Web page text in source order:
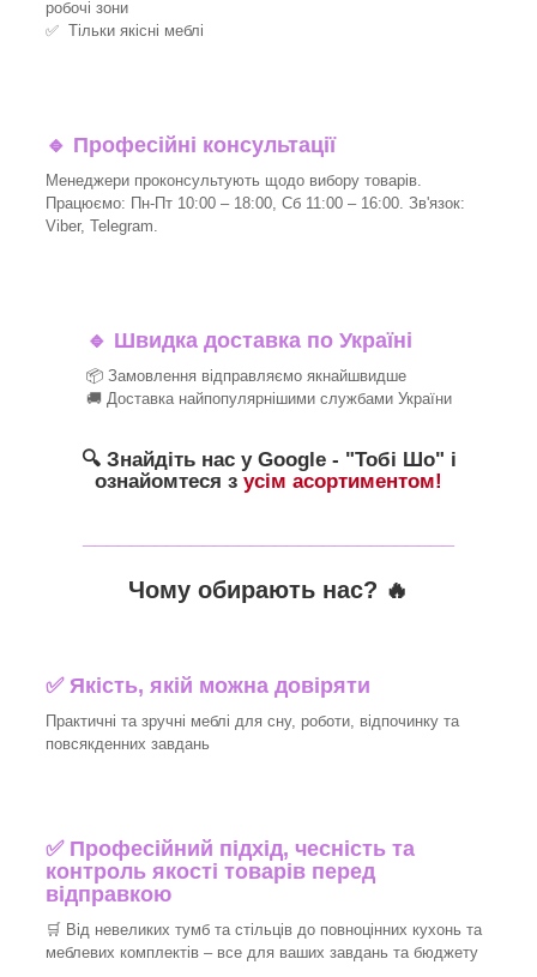
робочі зони
✅ Тільки якісні меблі
🔹 Професійні консультації
Менеджери проконсультують щодо вибору товарів.
Працюємо: Пн-Пт 10:00 – 18:00, Сб 11:00 – 16:00. Зв'язок:
Viber, Telegram.
🔹 Швидка доставка по Україні
📦 Замовлення відправляємо якнайшвидше
🚚 Доставка найпопулярнішими службами України
🔍 Знайдіть нас у Google - "Тобі Шо" і
ознайомтеся з усім асортиментом!
Чому обирають нас? 🔥
✅ Якість, якій можна довіряти
Практичні та зручні меблі для сну, роботи, відпочинку та
повсякденних завдань
✅ Професійний підхід, чесність та
контроль якості товарів перед
відправкою
🛒 Від невеликих тумб та стільців до повноцінних кухонь та
меблевих комплектів – все для ваших завдань та бюджету